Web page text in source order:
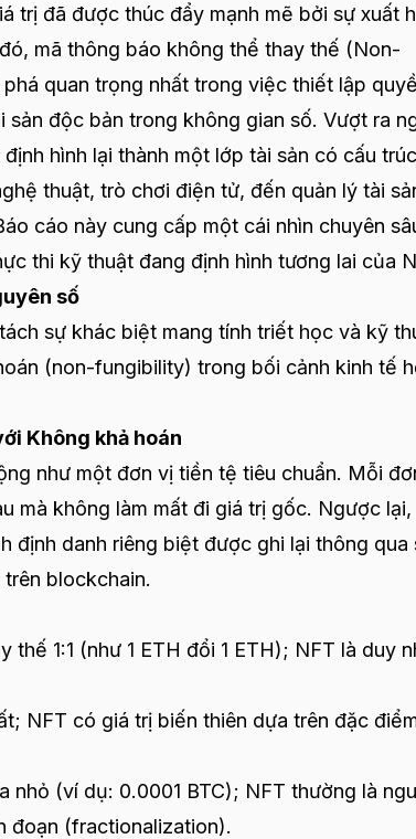
trị đã được thúc đẩy mạnh mẽ bởi sự xuất
mã thông báo không thể thay thế (Non-
quan trọng nhất trong việc thiết lập
độc bản trong không gian số. Vượt ra
hình lại thành một lớp tài sản có cấu
thuật, trò chơi điện tử, đến quản lý tài
cáo này cung cấp một cái nhìn chuyên
thi kỹ thuật đang định hình tương lai của
số
sự khác biệt mang tính triết học và kỹ
(non-fungibility) trong bối cảnh kinh tế
Không khả hoán
như một đơn vị tiền tệ tiêu chuẩn. Mỗi
mà không làm mất đi giá trị gốc. Ngược lại,
định danh riêng biệt được ghi lại thông qua
blockchain.
1:1 (như 1 ETH đổi 1 ETH); NFT là duy
NFT có giá trị biến thiên dựa trên đặc
nhỏ (ví dụ: 0.0001 BTC); NFT thường là
đoạn (fractionalization).